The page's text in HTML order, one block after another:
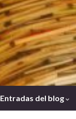
Entradas del blog